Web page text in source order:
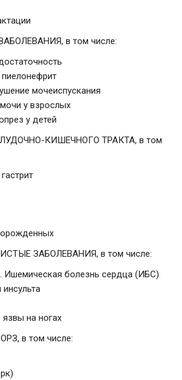
в том числе:
мочеиспускания
у взрослых
у детей
КИШЕЧНОГО ТРАКТА, в том
ЗАБОЛЕВАНИЯ, в том числе:
Ишемическая болезнь сердца (ИБС)
на ногах
в том числе: